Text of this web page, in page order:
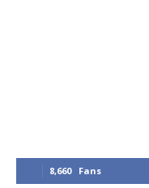
8,660 Fans